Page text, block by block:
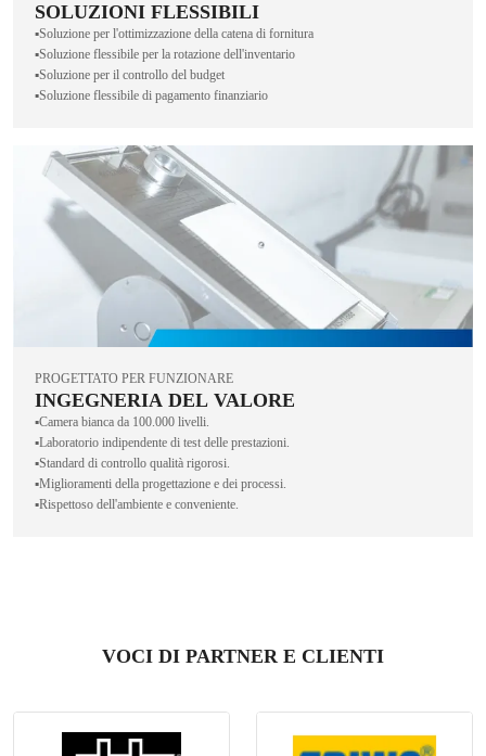
SOLUZIONI FLESSIBILI
▪️Soluzione per l'ottimizzazione della catena di fornitura
▪️Soluzione flessibile per la rotazione dell'inventario
▪️Soluzione per il controllo del budget
▪️Soluzione flessibile di pagamento finanziario
PROGETTATO PER FUNZIONARE
INGEGNERIA DEL VALORE
▪️Camera bianca da 100.000 livelli.
▪️Laboratorio indipendente di test delle prestazioni.
▪️Standard di controllo qualità rigorosi.
▪️Miglioramenti della progettazione e dei processi.
▪️Rispettoso dell'ambiente e conveniente.
VOCI DI PARTNER E CLIENTI